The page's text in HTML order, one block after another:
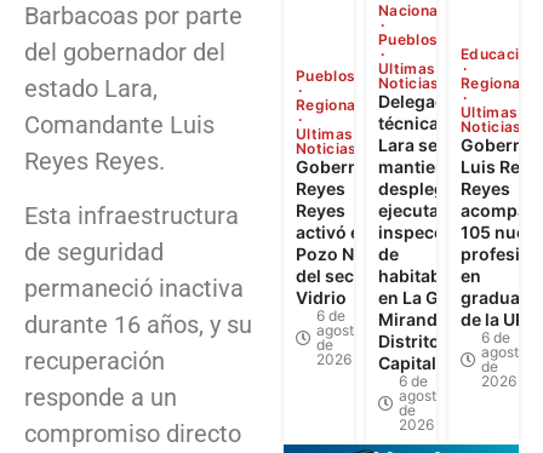
Barbacoas por parte
del gobernador del
estado Lara,
Comandante Luis
Reyes Reyes.
Esta infraestructura
de seguridad
permaneció inactiva
durante 16 años, y su
recuperación
responde a un
compromiso directo
Pueblos
Regional
Ultimas
Noticias
Gobernador
Reyes
Reyes
activó el
Pozo N°3
del sector El
Vidrio
6 de
agosto
de
2026
Nacional
Pueblos
Ultimas
Noticias
Delegación
técnica de
Lara se
mantiene
desplegada y
ejecuta 622
inspecciones
de
habitabilidad
en La Guaira,
Miranda y
Distrito
Capital
6 de
agosto
de
2026
Educación
Regional
Ultimas
Noticias
Luis
Reyes
105
en
de la
6 de
agosto
de
2026